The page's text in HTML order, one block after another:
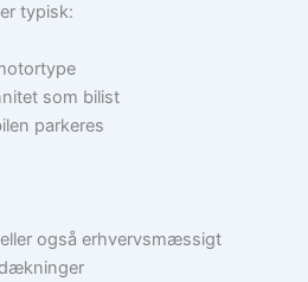
typisk:
som bilist
parkeres
også erhvervsmæssigt